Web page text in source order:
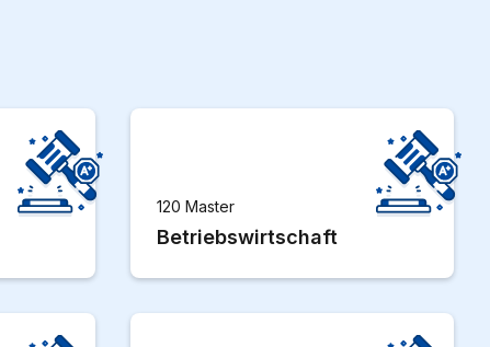
120 Master
Betriebswirtschaft